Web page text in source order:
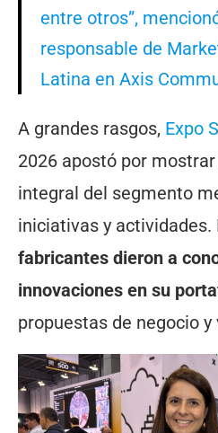
entre otros”,
responsable de
Latina en Axis
A grandes rasgos, Expo
2026 apostó por
integral del segmento
iniciativas y actividades.
fabricantes dieron a
innovaciones en su
propuestas de negocio y